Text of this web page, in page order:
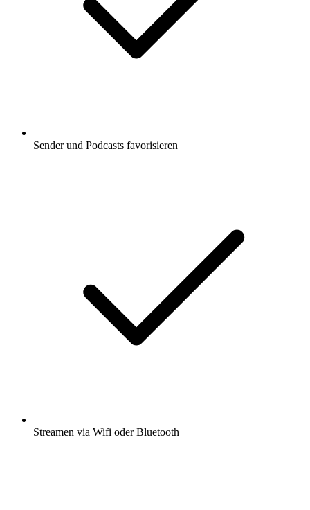
Sender und Podcasts favorisieren
Streamen via Wifi oder Bluetooth